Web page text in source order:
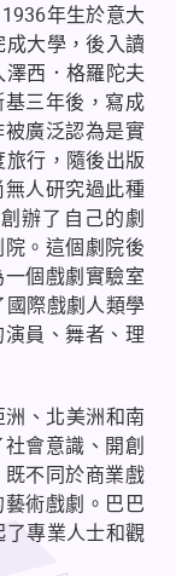
1936年生於意大
大學，後入讀
澤西．格羅陀夫
三年後，寫成
廣泛認為是實
行，隨後出版
人研究過此種
辦了自己的劇
。這個劇院後
個戲劇實驗室
際戲劇人類學
員、舞者、理
、北美洲和南
會意識、開創
不同於商業戲
術戲劇。巴巴
專業人士和觀